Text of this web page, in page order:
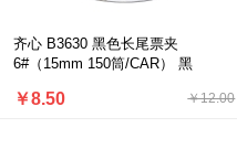
齐心 B3630 黑色长尾票夹
6#（15mm 150筒/CAR） 黑
￥12.00
￥8.50